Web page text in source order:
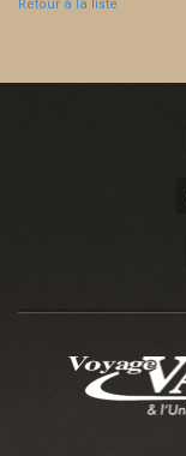
Retour à la liste